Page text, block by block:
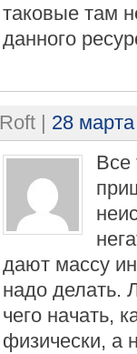
таковые там
данного
Roft | 28
Все
дают массу
надо делать.
чего начать,
физически, а